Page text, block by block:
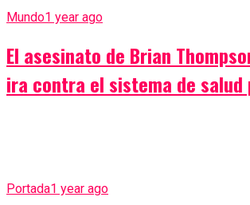
Mundo1 year ago
El asesinato de Brian
ira contra el sistema de salud
Portada1 year ago